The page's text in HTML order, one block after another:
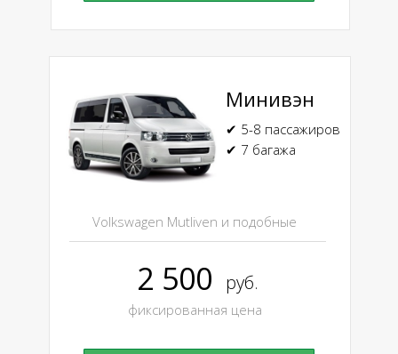
Минивэн
Volkswagen Mutliven и подобные
✔ 5-8 пассажиров
✔ 7 багажа
руб.
2 500
фиксированная цена